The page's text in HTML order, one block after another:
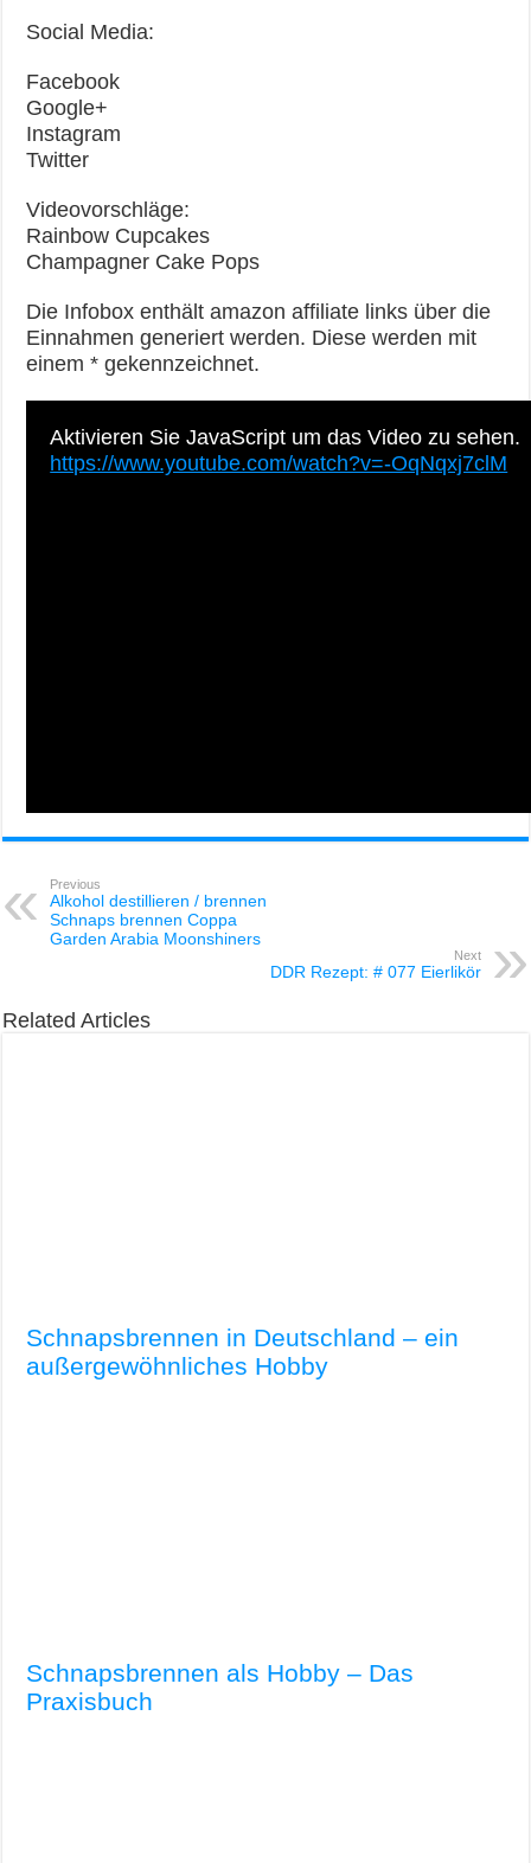
Social Media:
Facebook
Google+
Instagram
Twitter
Videovorschläge:
Rainbow Cupcakes
Champagner Cake Pops
Die Infobox enthält amazon affiliate links über die
Einnahmen generiert werden. Diese werden mit
einem * gekennzeichnet.
Aktivieren Sie JavaScript um das Video zu sehen.
https://www.youtube.com/watch?v=-OqNqxj7clM
Previous
Alkohol destillieren / brennen
Schnaps brennen Coppa
Garden Arabia Moonshiners
Next
DDR Rezept: # 077 Eierlikör
Related Articles
Schnapsbrennen in Deutschland – ein
außergewöhnliches Hobby
Schnapsbrennen als Hobby – Das
Praxisbuch